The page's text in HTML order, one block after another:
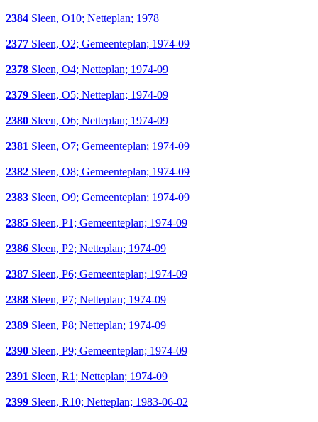
2384 Sleen, O10; Netteplan; 1978
2377 Sleen, O2; Gemeenteplan; 1974-09
2378 Sleen, O4; Netteplan; 1974-09
2379 Sleen, O5; Netteplan; 1974-09
2380 Sleen, O6; Netteplan; 1974-09
2381 Sleen, O7; Gemeenteplan; 1974-09
2382 Sleen, O8; Gemeenteplan; 1974-09
2383 Sleen, O9; Gemeenteplan; 1974-09
2385 Sleen, P1; Gemeenteplan; 1974-09
2386 Sleen, P2; Netteplan; 1974-09
2387 Sleen, P6; Gemeenteplan; 1974-09
2388 Sleen, P7; Netteplan; 1974-09
2389 Sleen, P8; Netteplan; 1974-09
2390 Sleen, P9; Gemeenteplan; 1974-09
2391 Sleen, R1; Netteplan; 1974-09
2399 Sleen, R10; Netteplan; 1983-06-02